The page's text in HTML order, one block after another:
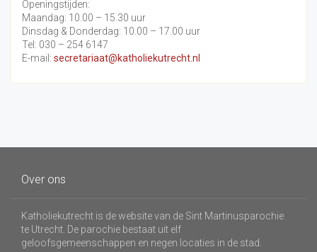
Openingstijden:
Maandag: 10.00 – 15.30 uur
Dinsdag & Donderdag: 10.00 – 17.00 uur
Tel: 030 – 254 6147
E-mail: secretariaat@katholiekutrecht.nl
Over ons
Katholiekutrecht is de website van de Sint Martinusparochie
te Utrecht. De parochie bestaat uit elf
geloofsgemeenschappen en negen locaties in de stad.